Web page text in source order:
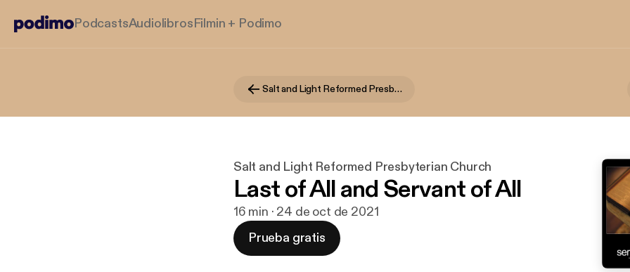
PodcastsAudiolibrosFilmin + Podimo
Salt and Light Reformed Presbyterian Church
Salt and Light Reformed Presbyterian Church
Last of All and Servant of All
16 min · 24 de oct de 2021
Prueba gratis